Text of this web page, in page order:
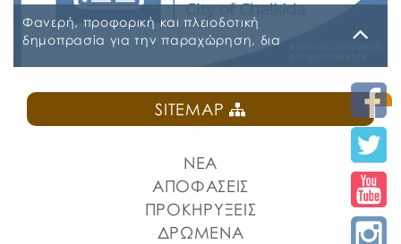
Φανερή, προφορική και πλειοδοτική
δημοπρασία για την παραχώρηση, δια
χώρου στην Πλατεία Ελευθερίας
ΠΡΟΚΗΡΥΞΗ ΚΑΝΤΙΝΑ ΠΛΑΤΕΙΑΣ ΕΛΕΥΘΕΡΙΑΣ
SITEMAP
ΝΕΑ
ΑΠΟΦΑΣΕΙΣ
ΠΡΟΚΗΡΥΞΕΙΣ
ΔΡΩΜΕΝΑ